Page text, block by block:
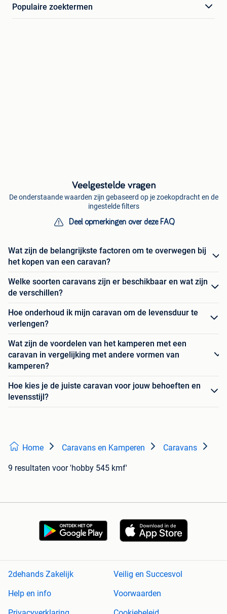
Populaire zoektermen
Veelgestelde vragen
De onderstaande waarden zijn gebaseerd op je zoekopdracht en de
ingestelde filters
Deel opmerkingen over deze FAQ
Wat zijn de belangrijkste factoren om te overwegen bij
het kopen van een caravan?
Welke soorten caravans zijn er beschikbaar en wat zijn
de verschillen?
Hoe onderhoud ik mijn caravan om de levensduur te
verlengen?
Wat zijn de voordelen van het kamperen met een
caravan in vergelijking met andere vormen van
kamperen?
Hoe kies je de juiste caravan voor jouw behoeften en
levensstijl?
Home Caravans en Kamperen Caravans
9 resultaten voor 'hobby 545 kmf'
2dehands Zakelijk
Veilig en Succesvol
Help en info
Voorwaarden